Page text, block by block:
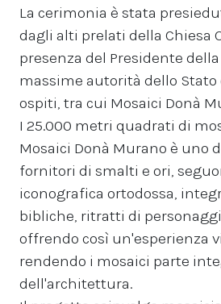
La cerimonia è stata
dagli alti prelati della Chiesa
presenza del Presidente
massime autorità dello Stato
ospiti, tra cui Mosaici Donà
I 25.000 metri quadrati di
Mosaici Donà Murano è uno
fornitori di smalti e ori,
iconografica ortodossa,
bibliche, ritratti di
offrendo così un'esperienza
rendendo i mosaici parte
dell'architettura.